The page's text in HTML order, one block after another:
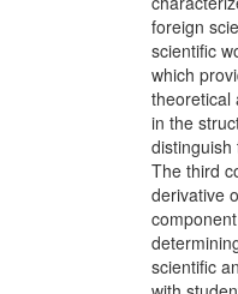
foreign
scientific
which
theoretical
in the
The third
derivative
scientific